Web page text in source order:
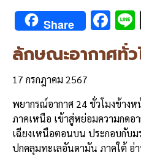
Share F
ac
e
o
o
k
ลักษณะอากาศทั่ว
17 กรกฎาคม 2567
พยากรณ์อากาศ 24 ชั่วโมงข้าง
ภาคเหนือ เข้าสู่หย่อมความกดอ
เฉียงเหนือตอนบน ประกอบกับ
ปกคลุมทะเลอันดามัน ภาคใต้ อ่